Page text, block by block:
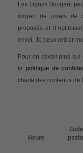
Les Lignes Bougent
moyen de pixels de
proposés et
envoi. Je peux retirer
Pour en savoir plus sur
la politique de
charte des contenus de
Heure
Code